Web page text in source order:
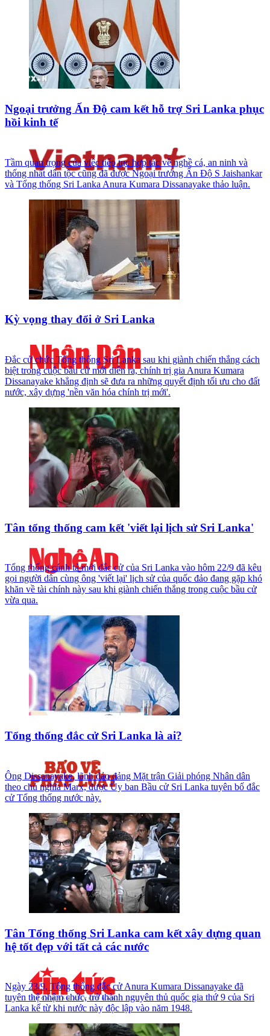
Ngoại trưởng Ấn Độ cam kết hỗ trợ Sri Lanka phục
hồi kinh tế
Tầm quan trọng của việc tiếp tục hợp tác về nghề cá, an ninh và
thống nhất dân tộc cũng đã được Ngoại trưởng Ấn Độ S Jaishankar
và Tổng thống Sri Lanka Anura Kumara Dissanayake thảo luận.
Kỳ vọng thay đổi ở Sri Lanka
Đắc cử chức Tổng thống Sri Lanka sau khi giành chiến thắng cách
biệt trong cuộc bầu cử mới diễn ra, chính trị gia Anura Kumara
Dissanayake khẳng định sẽ đưa ra những quyết định tối ưu cho đất
nước, xây dựng 'nền văn hóa chính trị mới'.
Tân tổng thống cam kết 'viết lại lịch sử Sri Lanka'
Tổng thống cánh tả mới đắc cử của Sri Lanka vào hôm 22/9 đã kêu
gọi người dân cùng ông 'viết lại' lịch sử của quốc đảo đang gặp khó
khăn về tài chính này sau khi giành chiến thắng trong cuộc bầu cử
vừa qua.
Tổng thống đắc cử Sri Lanka là ai?
Ông Dissanayake, lãnh đảo đảng Mặt trận Giải phóng Nhân dân
theo chủ nghĩa Marx, được Ủy ban Bầu cử Sri Lanka tuyên bố đắc
cử Tổng thống nước này.
Tân Tổng thống Sri Lanka cam kết xây dựng quan
hệ tốt đẹp với tất cả các nước
Ngày 23/9, Tổng thống đắc cử Anura Kumara Dissanayake đã
tuyên thệ nhậm chức, trở thành nguyên thủ quốc gia thứ 9 của Sri
Lanka kể từ khi nước này độc lập vào năm 1948.